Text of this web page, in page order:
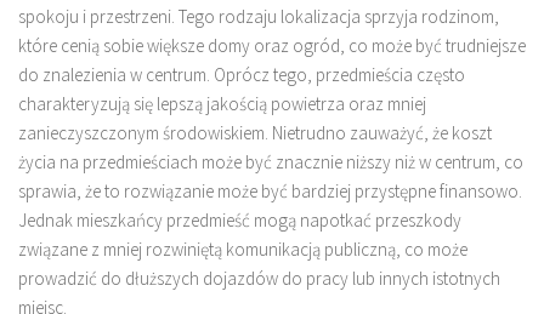
spokoju i przestrzeni. Tego rodzaju lokalizacja sprzyja rodzinom,
które cenią sobie większe domy oraz ogród, co może być trudniejsze
do znalezienia w centrum. Oprócz tego, przedmieścia często
charakteryzują się lepszą jakością powietrza oraz mniej
zanieczyszczonym środowiskiem. Nietrudno zauważyć, że koszt
życia na przedmieściach może być znacznie niższy niż w centrum, co
sprawia, że to rozwiązanie może być bardziej przystępne finansowo.
Jednak mieszkańcy przedmieść mogą napotkać przeszkody
związane z mniej rozwiniętą komunikacją publiczną, co może
prowadzić do dłuższych dojazdów do pracy lub innych istotnych
miejsc.